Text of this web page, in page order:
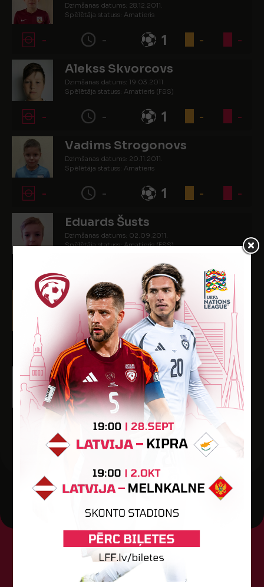
Dzimšanas datums: 28.12.2011.
Spēlētāja statuss: Amatieris
- - 1 - -
Alekss Skvorcovs
Dzimšanas datums: 19.03.2011.
Spēlētāja statuss: Amatieris (FSS)
- - 1 - -
Vadims Strogonovs
Dzimšanas datums: 20.11.2011.
Spēlētāja statuss: Amatieris
- - 1 - -
Eduards Šusts
Dzimšanas datums: 02.09.2011.
Spēlētāja statuss: Amatieris (FSS)
- 14 -
Tomass Vecums-Veco
Dzimšanas datums: 21.03.2011.
Spēlētāja statuss: Amatieris
- - - - -
Gustavs Zvejnieks
Dzimšanas datums: 01.02.2011.
Spēlētāja statuss: Amatieris
- 4 1
Tehniskais sponsors